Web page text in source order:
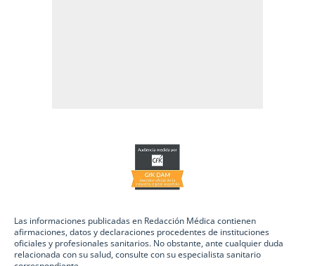
Las informaciones publicadas en Redacción Médica contienen
afirmaciones, datos y declaraciones procedentes de instituciones
oficiales y profesionales sanitarios. No obstante, ante cualquier duda
relacionada con su salud, consulte con su especialista sanitario